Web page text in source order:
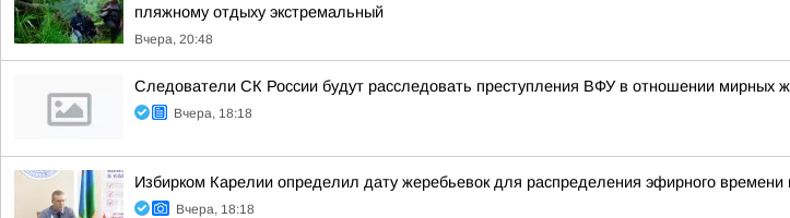
пляжному отдыху экстремальный
Вчера, 20:48
Следователи СК России будут расследовать преступления ВФУ в отношении мирных
Вчера, 18:18
Избирком Карелии определил дату жеребьевок для распределения эфирного
Вчера, 18:18